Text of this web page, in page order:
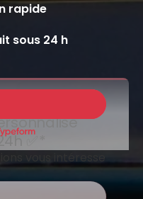
rapide
sous 24 h